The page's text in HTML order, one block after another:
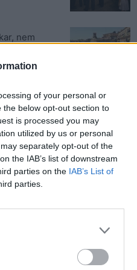
of your personal or
below opt-out section to
is processed you may
utilized by us or personal
separately opt-out of the
the IAB’s list of downstream
parties on the IAB’s List of
parties.
nem
akit
erre
vagyok
indul
hol
majd